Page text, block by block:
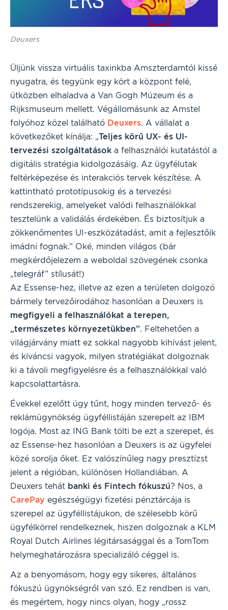
Deuxers
Üljünk vissza virtuális taxinkba Amszterdamtól kissé
nyugatra, és tegyünk egy kört a központ felé,
útközben elhaladva a Van Gogh Múzeum és a
Rijksmuseum mellett. Végállomásunk az Amstel
folyóhoz közel található Deuxers. A vállalat a
következőket kínálja: „Teljes körű UX- és UI-
tervezési szolgáltatások a felhasználói kutatástól a
digitális stratégia kidolgozásáig. Az ügyfélutak
feltérképezése és interakciós tervek készítése. A
kattintható prototípusokig és a tervezési
rendszerekig, amelyeket valódi felhasználókkal
tesztelünk a validálás érdekében. És biztosítjuk a
zökkenőmentes UI-eszközátadást, amit a fejlesztőik
imádni fognak.” Oké, minden világos (bár
megkérdőjelezem a weboldal szövegének csonka
„telegráf” stílusát!)
Az Essense-hez, illetve az ezen a területen dolgozó
bármely tervezőirodához hasonlóan a Deuxers is
megfigyeli a felhasználókat a terepen,
„természetes környezetükben”. Feltehetően a
világjárvány miatt ez sokkal nagyobb kihívást jelent,
és kíváncsi vagyok, milyen stratégiákat dolgoznak
ki a távoli megfigyelésre és a felhasználókkal való
kapcsolattartásra.
Évekkel ezelőtt úgy tűnt, hogy minden tervező- és
reklámügynökség ügyféllistáján szerepelt az IBM
logója. Most az ING Bank tölti be ezt a szerepet, és
az Essense-hez hasonlóan a Deuxers is az ügyfelei
közé sorolja őket. Ez valószínűleg nagy presztízst
jelent a régióban, különösen Hollandiában. A
Deuxers tehát banki és Fintech fókuszú? Nos, a
CarePay egészségügyi fizetési pénztárcája is
szerepel az ügyféllistájukon, de szélesebb körű
ügyfélkörrel rendelkeznek, hiszen dolgoznak a KLM
Royal Dutch Airlines légitársasággal és a TomTom
helymeghatározásra specializáló céggel is.
Az a benyomásom, hogy egy sikeres, általános
fókuszú ügynökségről van szó. Ez rendben is van,
és megértem, hogy nincs olyan, hogy „rossz